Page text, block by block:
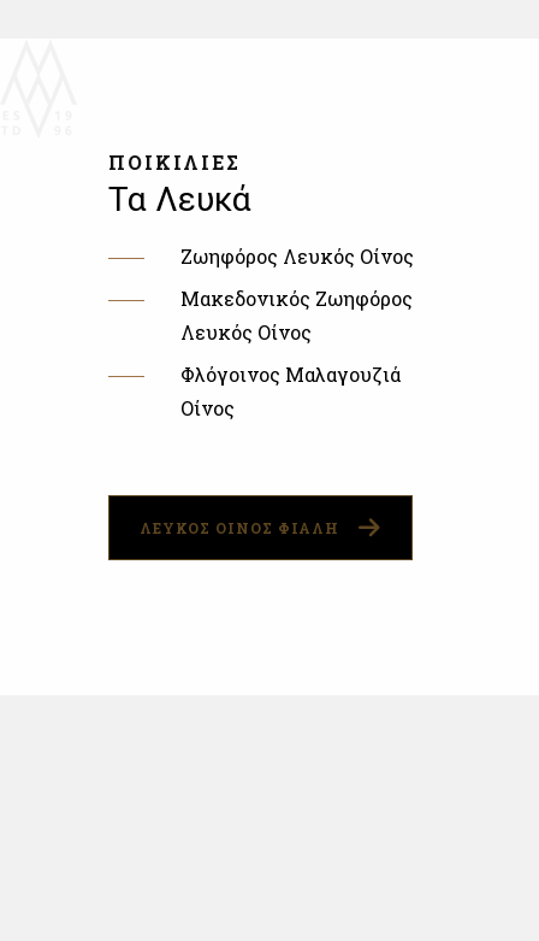
ΠΟΙΚΙΛΙΕΣ
Τα Λευκά
Ζωηφόρος Λευκός Οίνος
Μακεδονικός Ζωηφόρος
Λευκός Οίνος
Φλόγοινος Μαλαγουζιά
Οίνος
ΛΕΥΚΟΣ ΟΙΝΟΣ ΦΙΑΛΗ